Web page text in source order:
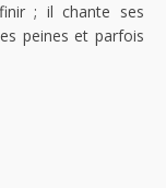
; il chante ses
peines et parfois